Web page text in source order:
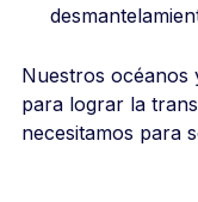
Nuestros océanos
para lograr la
necesitamos para